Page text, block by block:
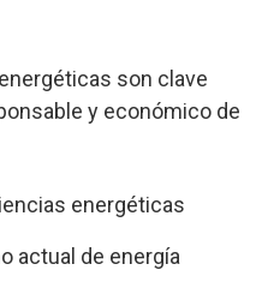
son clave
y económico de
energéticas
actual de energía